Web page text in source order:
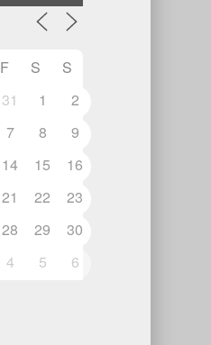
F S
S
31 1
2
7 8
9
14 15
16
21 22
23
28 29
30
4 5 6